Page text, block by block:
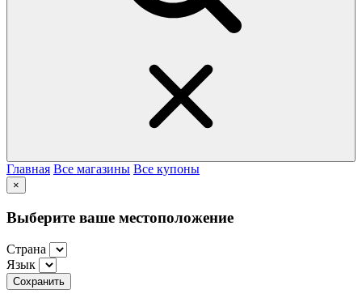
Главная Все магазины Все купоны
×
Выберите ваше местоположение
Страна
Язык
Сохранить